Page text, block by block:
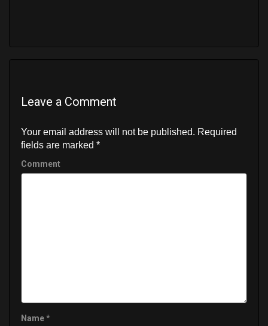
Leave a Comment
Your email address will not be published. Required
fields are marked *
Comment
Name*